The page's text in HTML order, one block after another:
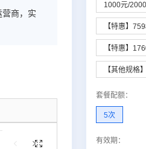

错误码 调用结果
1000元/
【特惠】
【特惠】
【其他规格
套餐配额 ：
5次
有效期 ：